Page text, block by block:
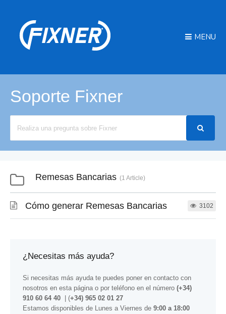
MENU
Soporte Fixner
Remesas Bancarias 1 Article
Cómo generar Remesas Bancarias 3102
¿Necesitas más ayuda?
Si necesitas más ayuda te puedes poner en contacto con
nosotros en esta páginao por teléfono en el número (+34)
910 60 64 40
| (+34) 965 02 01 27
Estamos disponibles de Lunes a Viernes de 9:00 a 18:00